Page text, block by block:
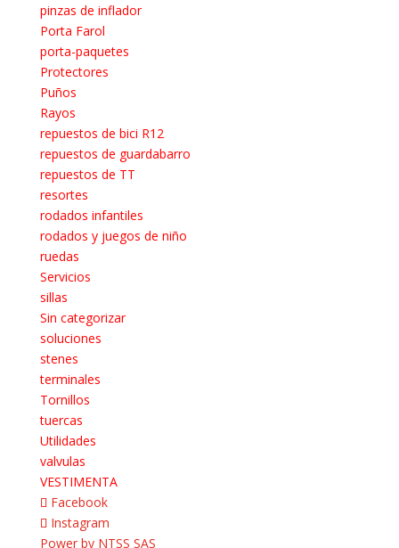
pinzas de inflador
Porta Farol
porta-paquetes
Protectores
Puños
Rayos
repuestos de bici R12
repuestos de guardabarro
repuestos de TT
resortes
rodados infantiles
rodados y juegos de niño
ruedas
Servicios
sillas
Sin categorizar
soluciones
stenes
terminales
Tornillos
tuercas
Utilidades
valvulas
VESTIMENTA
Facebook
Instagram
Power by NTSS SAS